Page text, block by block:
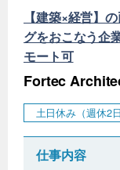
【建築×経営】
グをおこなう企
モート可
Fortec
土日休み（週休2日
仕事内容